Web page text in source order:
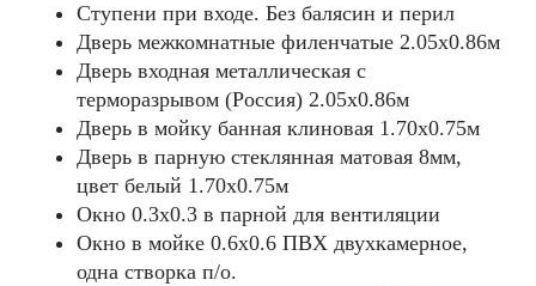
Ступени при входе. Без балясин и перил
Дверь межкомнатные филенчатые 2.05х0.86м
Дверь входная металлическая с
терморазрывом (Россия) 2.05х0.86м
Дверь в мойку банная клиновая 1.70х0.75м
Дверь в парную стеклянная матовая 8мм,
цвет белый 1.70х0.75м
Окно 0.3х0.3 в парной для вентиляции
Окно в мойке 0.6х0.6 ПВХ двухкамерное,
одна створка п/о.